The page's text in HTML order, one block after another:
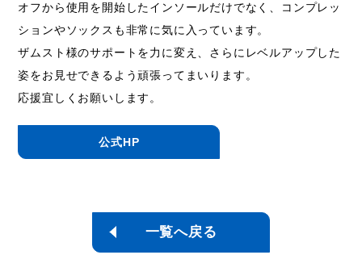
オフから使用を開始したインソールだけでなく、コンプレッ
ションやソックスも非常に気に入っています。
ザムスト様のサポートを力に変え、さらにレベルアップした
姿をお見せできるよう頑張ってまいります。
応援宜しくお願いします。
公式HP
一覧へ戻る